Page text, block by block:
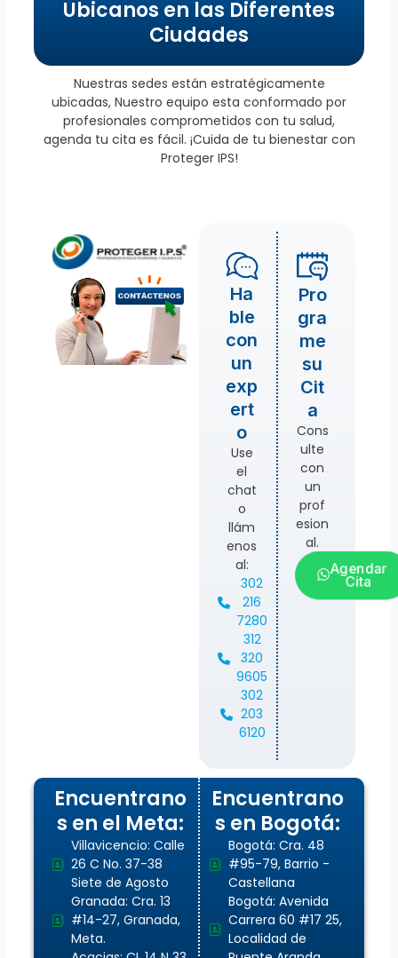
Ubicanos en las Diferentes
Ciudades
Nuestras sedes están estratégicamente
ubicadas, Nuestro equipo esta conformado por
profesionales comprometidos con tu salud,
agenda tu cita es fácil. ¡Cuida de tu bienestar con
Proteger IPS!
Ha
ble
con
un
exp
ert
o
Use
el
chat
o
llám
enos
al:
302
216
7280
312
320
9605
302
203
6120
Pro
gra
me
su
Cit
a
Cons
ulte
con
un
prof
esion
al.
Agendar
Cita
Encuentrano
s en el Meta:
Villavicencio: Calle
26 C No. 37-38
Siete de Agosto
Granada: Cra. 13
#14-27, Granada,
Meta.
Encuentrano
s en Bogotá:
Bogotá: Cra. 48
#95-79, Barrio -
Castellana
Bogotá: Avenida
Carrera 60 #17 25,
Localidad de